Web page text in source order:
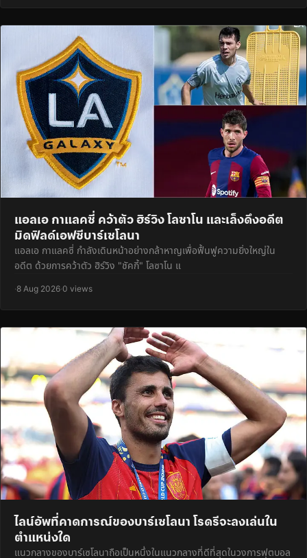
แอลเอ กาแลคซี่ คว้าตัว ฮิร์วิง โลซาโน และเล็งดึงอดีต
มิดฟิลด์เอฟซีบาร์เซโลนา
แอลเอ กาแลคซี่ กำลังเดินหน้าอย่างกล้าหาญเพื่อฟื้นฟูความยิ่งใหญ่ใน
อดีต ด้วยการคว้าตัว ฮิร์วิง "ชัคกี้" โลซาโน แ
·8 Aug 2026·0 views
ไลน์อัพที่คาดการณ์ของบาร์เซโลนา โรดรีจะลงเล่นใน
ตำแหน่งใด
แนวกลางของบาร์เซโลนาถือเป็นหนึ่งในแนวกลางที่ดีที่สุดในวงการฟุตบอล